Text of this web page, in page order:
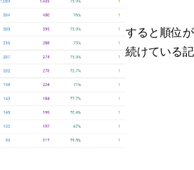
すると順位
続けている記